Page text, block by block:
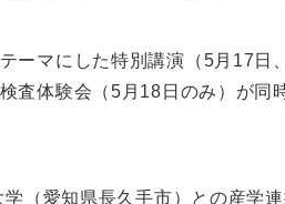
ーマにした特別講演（5月17
査体験会（5月18日のみ）が
（愛知県長久手市）との産学